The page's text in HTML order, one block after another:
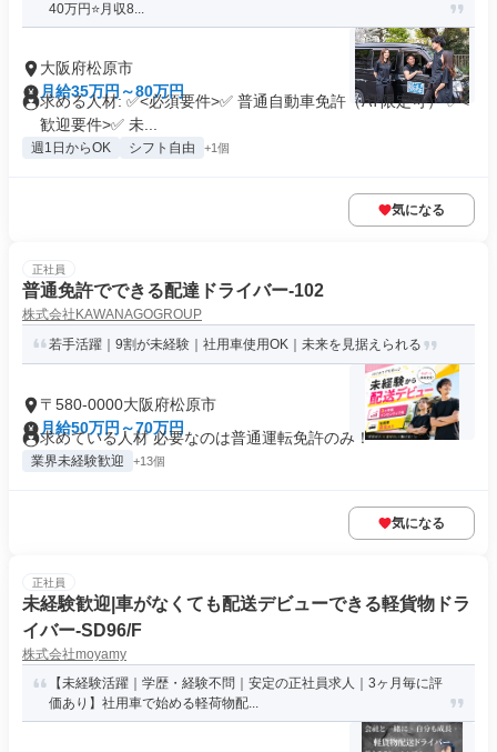
40万円⭐️月収8...
大阪府松原市
月給35万円～80万円
求める人材: ✅<必須要件>✅ 普通自動車免許（AT限定可） ✅<
歓迎要件>✅ 未...
週1日からOK シフト自由 +1個
気になる
正社員
普通免許でできる配達ドライバー-102
株式会社KAWANAGOGROUP
若手活躍｜9割が未経験｜社用車使用OK｜未来を見据えられる
〒580-0000大阪府松原市
月給50万円～70万円
求めている人材 必要なのは普通運転免許のみ！
業界未経験歓迎 +13個
気になる
正社員
未経験歓迎|車がなくても配送デビューできる軽貨物ドラ
イバー-SD96/F
株式会社moyamy
【未経験活躍｜学歴・経験不問｜安定の正社員求人｜3ヶ月毎に評
価あり】社用車で始める軽荷物配...